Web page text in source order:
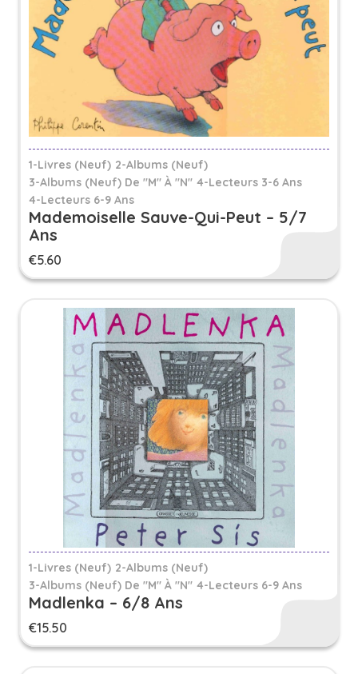
1-Livres (Neuf) 2-Albums (Neuf)
3-Albums (neuf) De "M" À "N" 4-Lecteurs 3-6 Ans
4-Lecteurs 6-9 Ans
Mademoiselle Sauve-Qui-Peut – 5/7
Ans
€5.60
1-Livres (Neuf) 2-Albums (Neuf)
3-Albums (neuf) De "M" À "N" 4-Lecteurs 6-9 Ans
Madlenka – 6/8 Ans
€15.50